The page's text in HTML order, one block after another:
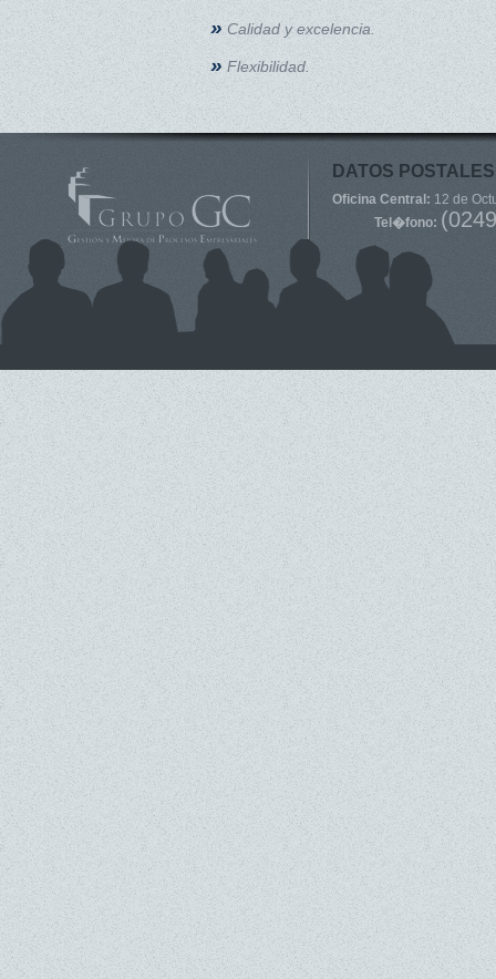
» Calidad y excelencia.
» Flexibilidad.
DATOS POSTALES
Oficina Central: 12 de
Tel�fono: